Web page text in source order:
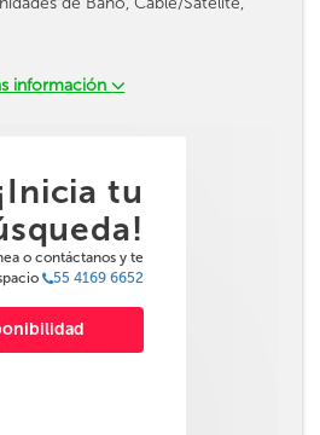
información
tu
o contáctanos y te
55 4169 6652